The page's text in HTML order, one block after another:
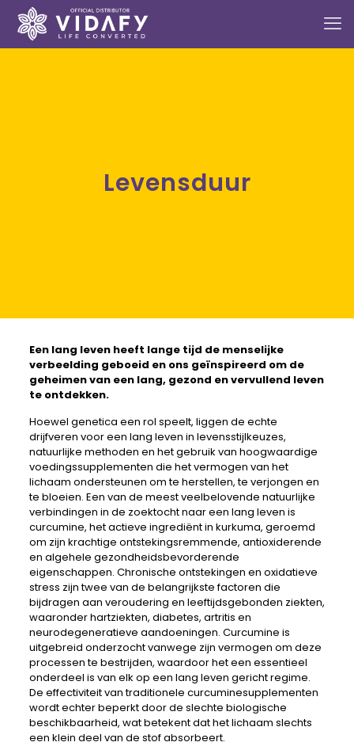
Levensduur
Een lang leven heeft lange tijd de menselijke
verbeelding geboeid en ons geïnspireerd om de
geheimen van een lang, gezond en vervullend leven
te ontdekken.
Hoewel genetica een rol speelt, liggen de echte
drijfveren voor een lang leven in levensstijlkeuzes,
natuurlijke methoden en het gebruik van hoogwaardige
voedingssupplementen die het vermogen van het
lichaam ondersteunen om te herstellen, te verjongen en
te bloeien. Een van de meest veelbelovende natuurlijke
verbindingen in de zoektocht naar een lang leven is
curcumine, het actieve ingrediënt in kurkuma, geroemd
om zijn krachtige ontstekingsremmende, antioxiderende
en algehele gezondheidsbevorderende
eigenschappen. Chronische ontstekingen en oxidatieve
stress zijn twee van de belangrijkste factoren die
bijdragen aan veroudering en leeftijdsgebonden ziekten,
waaronder hartziekten, diabetes, artritis en
neurodegeneratieve aandoeningen. Curcumine is
uitgebreid onderzocht vanwege zijn vermogen om deze
processen te bestrijden, waardoor het een essentieel
onderdeel is van elk op een lang leven gericht regime.
De effectiviteit van traditionele curcuminesupplementen
wordt echter beperkt door de slechte biologische
beschikbaarheid, wat betekent dat het lichaam slechts
een klein deel van de stof absorbeert.